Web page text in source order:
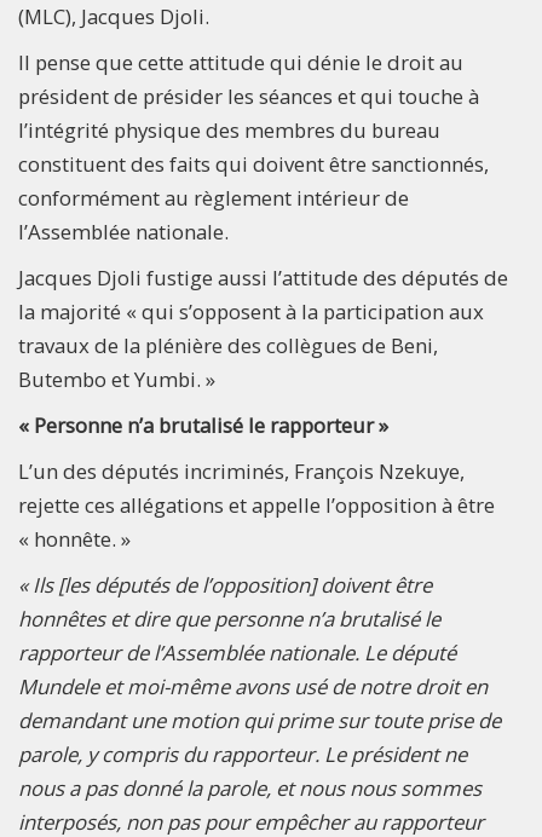
(MLC), Jacques Djoli.
Il pense que cette attitude qui dénie le droit au
président de présider les séances et qui touche à
l’intégrité physique des membres du bureau
constituent des faits qui doivent être sanctionnés,
conformément au règlement intérieur de
l’Assemblée nationale.
Jacques Djoli fustige aussi l’attitude des députés de
la majorité « qui s’opposent à la participation aux
travaux de la plénière des collègues de Beni,
Butembo et Yumbi. »
« Personne n’a brutalisé le rapporteur »
L’un des députés incriminés, François Nzekuye,
rejette ces allégations et appelle l’opposition à être
« honnête. »
« Ils [les députés de l’opposition] doivent être
honnêtes et dire que personne n’a brutalisé le
rapporteur de l’Assemblée nationale. Le député
Mundele et moi-même avons usé de notre droit en
demandant une motion qui prime sur toute prise de
parole, y compris du rapporteur. Le président ne
nous a pas donné la parole, et nous nous sommes
interposés, non pas pour empêcher au rapporteur